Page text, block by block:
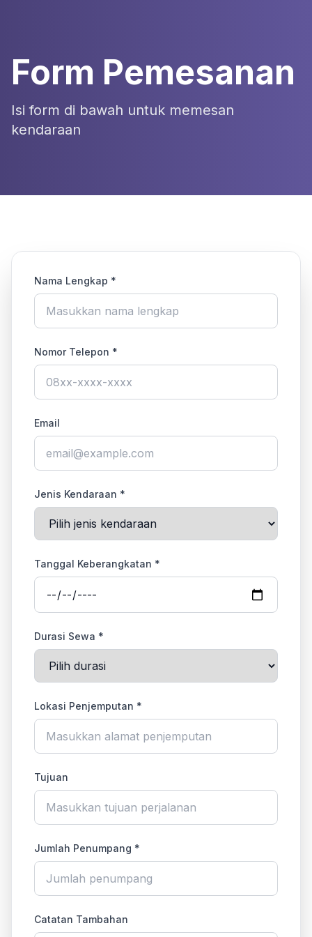
Form Pemesanan
Isi form di bawah untuk memesan
kendaraan
Nama Lengkap *
Nomor Telepon *
Email
Jenis Kendaraan *
Tanggal Keberangkatan *
Durasi Sewa *
Lokasi Penjemputan *
Tujuan
Jumlah Penumpang *
Catatan Tambahan